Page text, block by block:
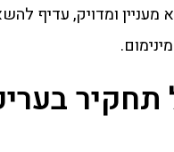
מעניין ומדויק, עדיף